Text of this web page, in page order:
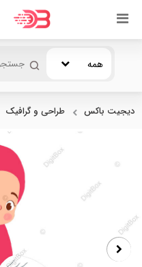
همه
دیجیت باکس طراحی و گرافیک